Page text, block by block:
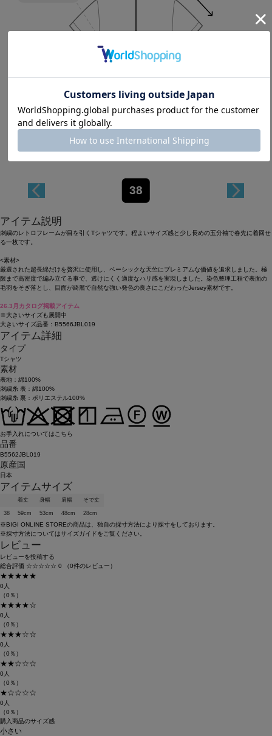
38
アイテム説明
刺繍のレトロフレームが目を引くTシャツです。程よいサイズ感と少し長めの五分袖で春先に着回せ
る一枚です。
<素材>
厳選された超長綿だけを贅沢に使用し、ベーシックな天竺にプレミアムな価値を追求しました。極
限まで高密度で編み立てる事で、透けにくく適度なハリ感を実現しました。染色整理工程で表面の
毛羽をそぎ落とし、目面が綺麗で自然な強い発色の良さにこだわったJersey素材です。
26.3月カタログ掲載アイテム
※大きいサイズも展開中
大きいサイズ品番：B5566JBL019
アイテム詳細
タイプ
Tシャツ
素材
表地：綿100%
刺繍糸 表：綿100%
刺繍糸 裏：ポリエステル100%
お手入れについてはこちら
品番
B5562JBL019
原産国
日本
アイテムサイズ
着丈 身幅 肩幅 そで丈
38 59cm 53cm 48cm 28cm
※BIGI ONLINE STOREの商品は、独自の採寸方法により採寸をしております。
※採寸方法についてはサイズガイドをご覧ください。
レビュー
レビューを投稿する
総合評価 ☆☆☆☆☆ 0 （0件のレビュー）
★★★★★
0人
（0％）
★★★★☆
0人
（0％）
★★★☆☆
0人
（0％）
★★☆☆☆
0人
（0％）
★☆☆☆☆
0人
（0％）
購入商品のサイズ感
小さい